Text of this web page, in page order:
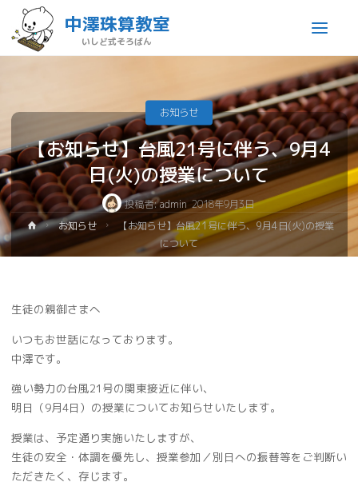
中澤珠算教室
いしど式そろばん
【お知らせ】台風21号に伴う、9月4
日(火)の授業について
投稿者:admin 2018年9月3日
お知らせ
お知らせ
【お知らせ】台風21号に伴う、9月4日(火)の授業
について
生徒の親御さまへ
いつもお世話になっております。
中澤です。
強い勢力の台風21号の関東接近に伴い、
明日（9月4日）の授業についてお知らせいたします。
授業は、予定通り実施いたしますが、
生徒の安全・体調を優先し、授業参加／別日への振替等をご判断い
ただきたく、存じます。